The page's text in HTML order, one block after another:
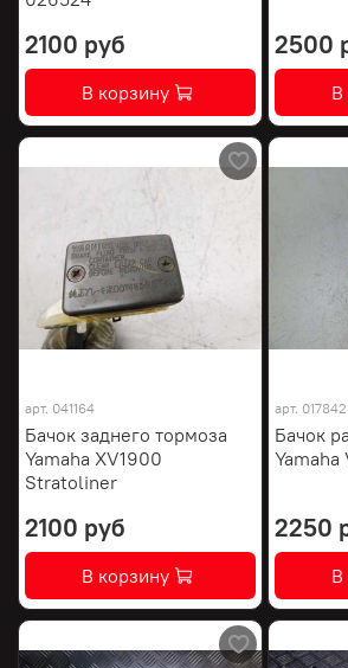
2100 руб
В корзину
2500
В
арт. 041164
Бачок заднего тормоза
Yamaha XV1900
Stratoliner
2100 руб
В корзину
арт. 017842
Бачок
Yamaha
2250
В